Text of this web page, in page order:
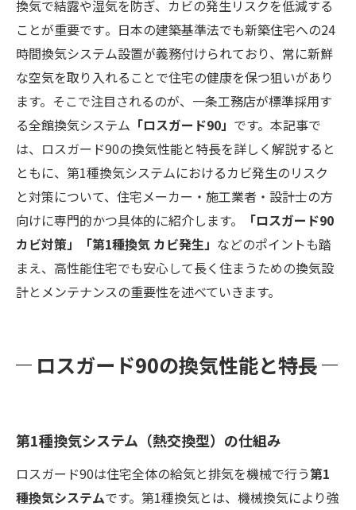
換気で結露や湿気を防ぎ、カビの発生リスクを低減する
ことが重要です​。日本の建築基準法でも新築住宅への24
時間換気システム設置が義務付けられており、常に新鮮
な空気を取り入れることで住宅の健康を保つ狙いがあり
ます。そこで注目されるのが、一条工務店が標準採用す
る全館換気システム 「ロスガード90」 です。本記事で
は、ロスガード90の換気性能と特長を詳しく解説すると
ともに、第1種換気システムにおけるカビ発生のリスク
と対策について、住宅メーカー・施工業者・設計士の方
向けに専門的かつ具体的に紹介します。
「ロスガード90
カビ対策」「第1種換気 カビ発生」 などのポイントも踏
まえ、高性能住宅でも安心して長く住まうための換気設
計とメンテナンスの重要性を述べていきます。
ロスガード90の換気性能と特長
第1種換気システム（熱交換型）の仕組み
ロスガード90は住宅全体の給気と排気を機械で行う第1
種換気システムです。第1種換気とは、機械換気により強